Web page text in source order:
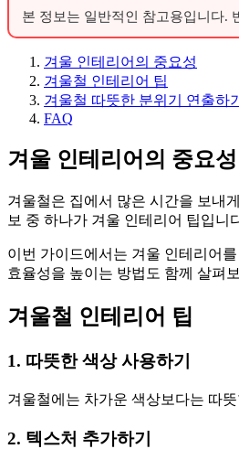
본 정보는 일반적인 참고용입니다.
겨울 인테리어의 중요성
겨울철 인테리어 팁
겨울철 따뜻한 분위기 연출하기
FAQ
겨울 인테리어의 중요성
겨울철은 집에서 많은 시간을 보내
보 중 하나가 겨울 인테리어 팁입
이번 가이드에서는 겨울 인테리어
효율성을 높이는 방법도 함께 살펴
겨울철 인테리어 팁
1. 따뜻한 색상 사용하기
겨울철에는 차가운 색상보다는 따
2. 텍스처 추가하기